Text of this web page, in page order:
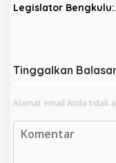
Legislator Bengkulu:
Tinggalkan
Alamat email Anda tidak